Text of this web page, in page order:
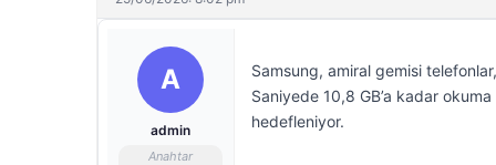
A
admin
Anahtar
Samsung, amiral gemisi
Saniyede 10,8 GB’a kadar
hedefleniyor.